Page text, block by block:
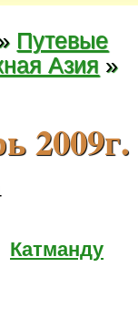
Путевые
Азия »
2009г.
Катманду